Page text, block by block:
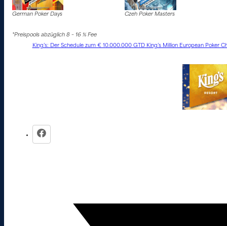
German Poker Days Czeh Poker Masters
*Preispools abzüglich 8 – 16 % Fee
King’s: Der Schedule zum € 10.000.000 GTD King’s Million European Poker